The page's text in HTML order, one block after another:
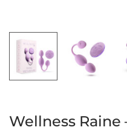
Wellness Raine